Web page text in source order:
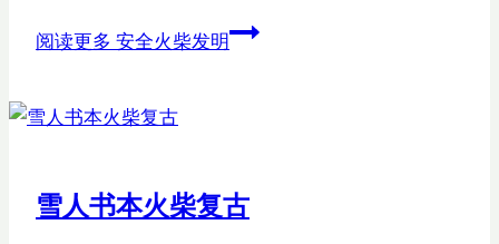
阅读更多 安全火柴发明
雪人书本火柴复古